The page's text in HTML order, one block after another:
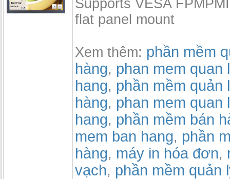
Supports VESA
flat panel mount
Xem thêm: phần mềm
hàng, phan mem quan
hang, phần mềm quản
hàng, phan mem quan
hang, phần mềm bán
mem ban hang, phần
hàng, máy in hóa đơn,
vạch, phần mềm quản